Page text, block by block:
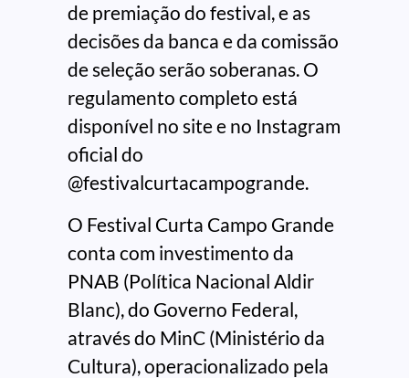
de premiação do festival, e as
decisões da banca e da comissão
de seleção serão soberanas. O
regulamento completo está
disponível no site e no Instagram
oficial do
@festivalcurtacampogrande.
O Festival Curta Campo Grande
conta com investimento da
PNAB (Política Nacional Aldir
Blanc), do Governo Federal,
através do MinC (Ministério da
Cultura), operacionalizado pela